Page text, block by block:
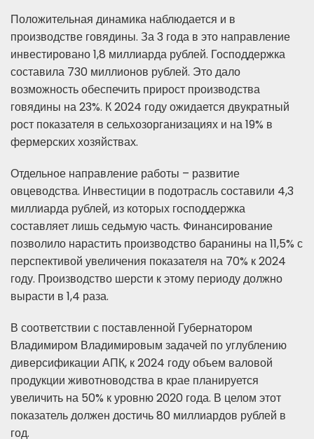
Положительная динамика наблюдается и в
производстве говядины. За 3 года в это направление
инвестировано 1,8 миллиарда рублей. Господдержка
составила 730 миллионов рублей. Это дало
возможность обеспечить прирост производства
говядины на 23%. К 2024 году ожидается двукратный
рост показателя в сельхозорганизациях и на 19% в
фермерских хозяйствах.
Отдельное направление работы – развитие
овцеводства. Инвестиции в подотрасль составили 4,3
миллиарда рублей, из которых господдержка
составляет лишь седьмую часть. Финансирование
позволило нарастить производство баранины на 11,5% с
перспективой увеличения показателя на 70% к 2024
году. Производство шерсти к этому периоду должно
вырасти в 1,4 раза.
В соответствии с поставленной Губернатором
Владимиром Владимировым задачей по углублению
диверсификации АПК, к 2024 году объем валовой
продукции животноводства в крае планируется
увеличить на 50% к уровню 2020 года. В целом этот
показатель должен достичь 80 миллиардов рублей в
год.